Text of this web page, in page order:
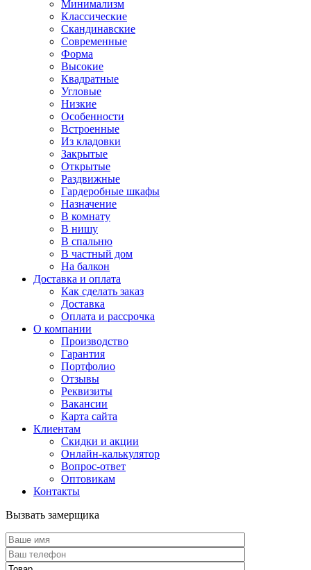
Минимализм
Классические
Скандинавские
Современные
Форма
Высокие
Квадратные
Угловые
Низкие
Особенности
Встроенные
Из кладовки
Закрытые
Открытые
Раздвижные
Гардеробные шкафы
Назначение
В комнату
В нишу
В спальню
В частный дом
На балкон
Доставка и оплата
Как сделать заказ
Доставка
Оплата и рассрочка
О компании
Производство
Гарантия
Портфолио
Отзывы
Реквизиты
Вакансии
Карта сайта
Клиентам
Скидки и акции
Онлайн-калькулятор
Вопрос-ответ
Оптовикам
Контакты
Вызвать замерщика